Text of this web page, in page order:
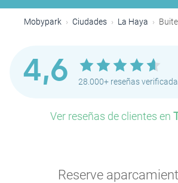
Mobypark Ciudades La Haya
4,6 28.000+ reseñas
Ver reseñas de clientes en
Reserve